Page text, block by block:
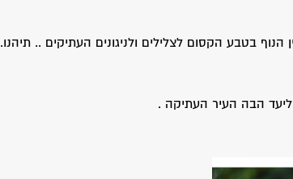
הנוף בטבע הקסום לצלילים ולניגונים העתיקים .. תיהנו.
הבה העיר העתיקה .